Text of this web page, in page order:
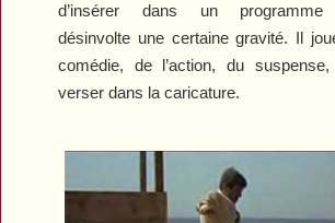
d’insérer dans un programme
désinvolte une certaine gravité. Il
comédie, de l’action, du
verser dans la caricature.